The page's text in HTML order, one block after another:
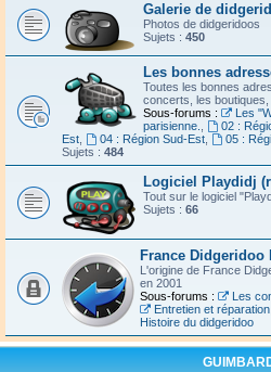
Galerie de
Photos de didgeridoos
Sujets : 450
Les bonnes
Toutes les bonnes
concerts, les boutiques,
Sous-forums :
Les
parisienne.
02 :
Est
04 : Région Sud-Est,
05 :
Sujets : 484
Logiciel Playdidj
Tout sur le logiciel
Sujets : 66
France Didgeridoo
L'origine de France
en 2001
Sous-forums :
Les
Entretien et réparation,
Histoire du didgeridoo